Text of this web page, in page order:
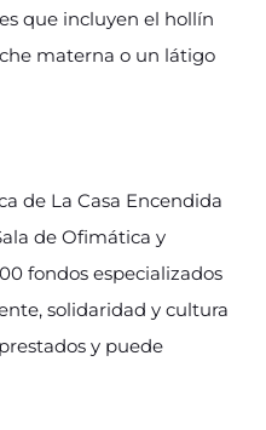
que incluyen el hollín
materna o un látigo
de La Casa Encendida
de Ofimática y
fondos especializados
solidaridad y cultura
y puede